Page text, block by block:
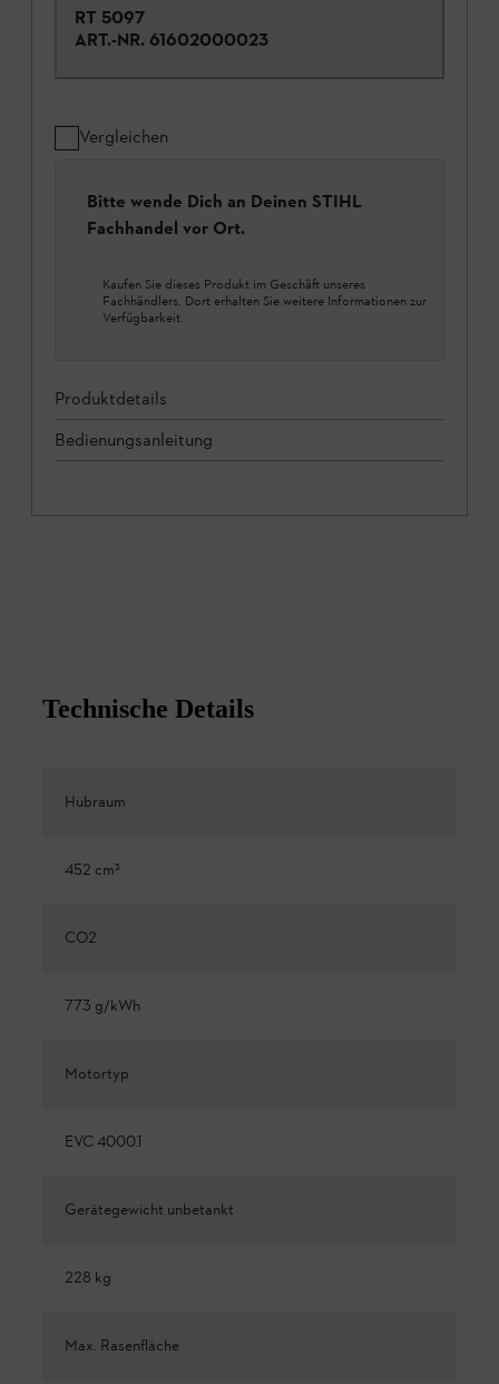
RT 5097
ART.-NR. 61602000023
Vergleichen
Bitte wende Dich an Deinen STIHL
Fachhandel vor Ort.
Kaufen Sie dieses Produkt im Geschäft unseres
Fachhändlers. Dort erhalten Sie weitere Informationen zur
Verfügbarkeit.
Produktdetails
Bedienungsanleitung
Technische Details
Hubraum
452 cm³
CO2
773 g/kWh
Motortyp
EVC 4000.1
Gerätegewicht unbetankt
228 kg
Max. Rasenfläche